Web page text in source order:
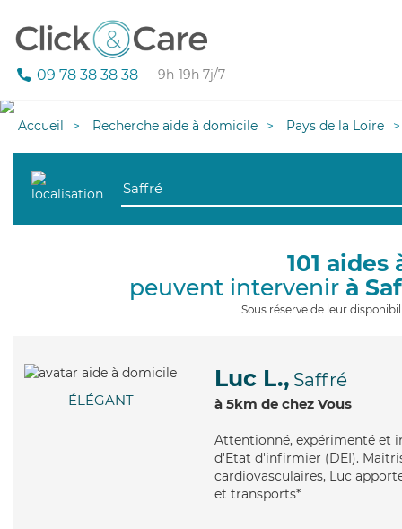
09 78 38 38 38 — 9h-19h 7j/7
Accueil Recherche aide à domicile Pays de la Loire
101
peuvent intervenir à
Sous réserve de leur
ÉLÉGANT
Luc L., Saffré
à 5km de chez Vous
Attentionné, expérimenté et
d'Etat d'infirmier (DEI).
cardiovasculaires, Luc
et transports*